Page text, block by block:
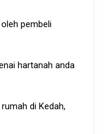
pembeli
hartanah anda
di Kedah,